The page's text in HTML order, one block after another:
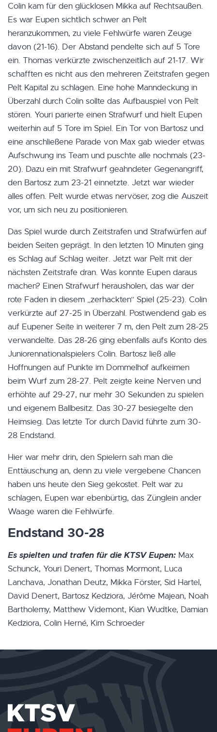
Colin kam für den glücklosen Mikka auf Rechtsaußen.
Es war Eupen sichtlich schwer an Pelt
heranzukommen, zu viele Fehlwürfe waren Zeuge
davon (21-16). Der Abstand pendelte sich auf 5 Tore
ein. Thomas verkürzte zwischenzeitlich auf 21-17. Wir
schafften es nicht aus den mehreren Zeitstrafen gegen
Pelt Kapital zu schlagen. Eine hohe Manndeckung in
Überzahl durch Colin sollte das Aufbauspiel von Pelt
stören. Youri parierte einen Strafwurf und hielt Eupen
weiterhin auf 5 Tore im Spiel. Ein Tor von Bartosz und
eine anschließene Parade von Max gab wieder etwas
Aufschwung ins Team und puschte alle nochmals (23-
20). Dazu ein mit Strafwurf geahndeter Gegenangriff,
den Bartosz zum 23-21 einnetzte. Jetzt war wieder
alles offen. Pelt wurde etwas nervöser, zog die Auszeit
vor, um sich neu zu positionieren.
Das Spiel wurde durch Zeitstrafen und Strafwürfen auf
beiden Seiten geprägt. In den letzten 10 Minuten ging
es Schlag auf Schlag weiter. Jetzt war Pelt mit der
nächsten Zeitstrafe dran. Was konnte Eupen daraus
machen? Einen Strafwurf herausholen, das war der
rote Faden in diesem „zerhackten“ Spiel (25-23). Colin
verkürzte auf 27-25 in Überzahl. Postwendend gab es
auf Eupener Seite in weiterer 7 m, den Pelt zum 28-25
verwandelte. Das 28-26 ging ebenfalls aufs Konto des
Juniorennationalspielers Colin. Bartosz ließ alle
Hoffnungen auf Punkte im Dommelhof aufkeimen
beim Wurf zum 28-27. Pelt zeigte keine Nerven und
erhöhte auf 29-27, nur mehr 30 Sekunden zu spielen
und eigenem Ballbesitz. Das 30-27 besiegelte den
Heimsieg. Das letzte Tor durch David führte zum 30-
28 Endstand.
Hier war mehr drin, den Spielern sah man die
Enttäuschung an, denn zu viele vergebene Chancen
haben uns heute den Sieg gekostet. Pelt war zu
schlagen, Eupen war ebenbürtig, das Zünglein ander
Waage waren die Fehlwürfe.
Endstand 30-28
Es spielten und trafen für die KTSV Eupen: Max
Schunck, Youri Denert, Thomas Mormont, Luca
Lanchava, Jonathan Deutz, Mikka Förster, Sid Hartel,
David Denert, Bartosz Kedziora, Jérôme Majean, Noah
Bartholemy, Matthew Videmont, Kian Wudtke, Damian
Kedziora, Colin Herné, Kim Schroeder